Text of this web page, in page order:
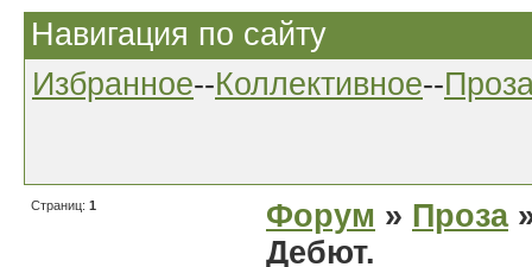
Навигация по сайту
Избранное--Коллективное--
Страниц: 1 Форум » Проза
Дебют.